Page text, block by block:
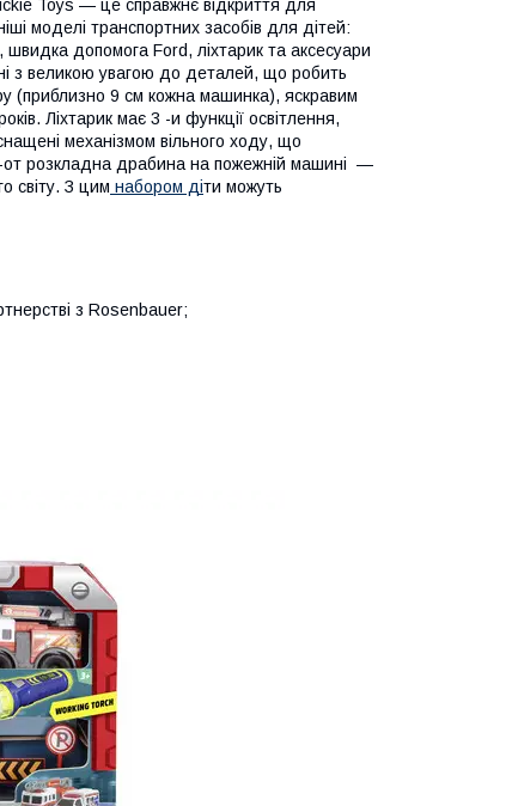
Toys — це справжнє відкриття для
моделі транспортних засобів для дітей:
допомога Ford, ліхтарик та аксесуари
з великою увагою до деталей, що робить
(приблизно 9 см кожна машинка), яскравим
Ліхтарик має 3 -и функції освітлення,
механізмом вільного ходу, що
от розкладна драбина на пожежній машині —
світу. З цим набором діти можуть
з Rosenbauer;